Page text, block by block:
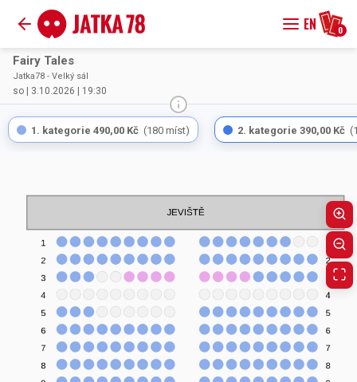
EN 0
Fairy Tales
Jatka78 - Velký sál
so | 3.10.2026 | 19:30
1. kategorie 490,00 Kč (180 míst) 2. kategorie 390,00 Kč (